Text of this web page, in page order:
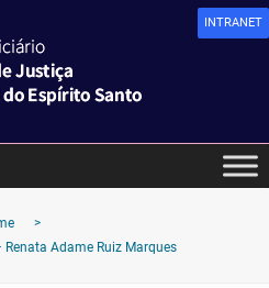
INTRANET
>
Adame Ruiz Marques